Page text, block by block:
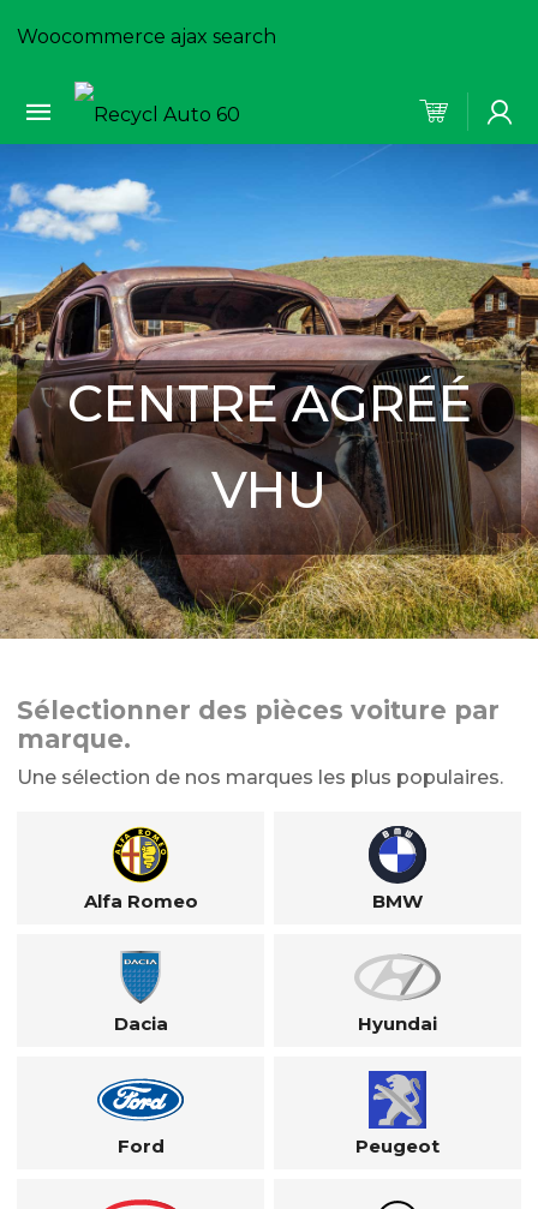
Woocommerce ajax search
CENTRE AGRÉÉ
VHU
Sélectionner des pièces voiture par
marque.
Une sélection de nos marques les plus populaires.
Alfa Romeo BMW
Dacia Hyundai
Ford Peugeot